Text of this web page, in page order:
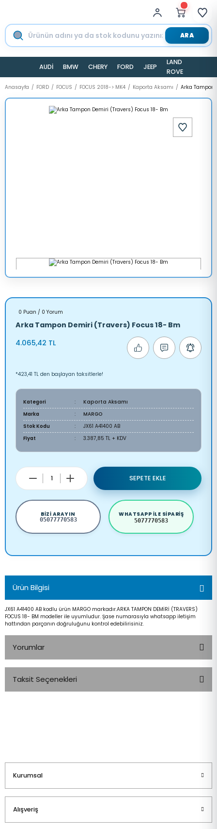
ARA
AUDİ BMW CHERY FORD JEEP
LAND
ROVER
Anasayfa FORD FOCUS FOCUS 2018-> MK4 Kaporta Aksamı Arka Tampon
0 Puan / 0 Yorum
Arka Tampon Demiri (Travers) Focus 18- Bm
4.065,42 TL
*423,41 TL den başlayan taksitlerle!
Kategori
Kaporta Aksamı
Marka
MARGO
Stok Kodu
JX61 A41400 AB
Fiyat
3.387,85 TL + KDV
SEPETE EKLE
BIZI ARAYIN
05077770583
WHATSAPP ILE SIPARIŞ
5077770583
Ürün Bilgisi
JX61 A41400 AB kodlu ürün MARGO markadır.ARKA TAMPON DEMİRİ (TRAVERS)
FOCUS 18- BM modeller ile uyumludur. Şase numarasıyla whatsapp iletişim
hattından parçanın doğruluğunu kontrol edebilirisiniz.
Yorumlar
Taksit Seçenekleri
Kurumsal
Alışveriş